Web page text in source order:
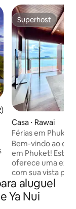
avaliação média de
Superhost
Superhost
Casa ⋅ Rawai
Férias em Phuket
Bem-vindo ao
em Phuket! Esta
oferece uma
com sua vista
do deslumbrante
Situada no topo
vila de luxo
aluguel
Ya Nui